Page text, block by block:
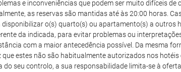
e inconveniências que podem ser muito difíceis de
as reservas são mantidas até às 20:00 horas.
o(s) quarto(s) ou apartamento(s) a outros
da indicada, para evitar problemas ou
com a maior antecedência possível. Da mesma
estes não são habitualmente autorizados nos
seu controlo, a sua responsabilidade limita-se à